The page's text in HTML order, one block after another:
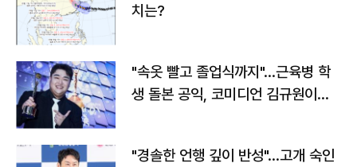
치는?
"속옷 빨고 졸업식까지"…근육병 학
생 돌본 공익, 코미디언 김규원이었
"경솔한 언행 깊이 반성"…고개 숙인